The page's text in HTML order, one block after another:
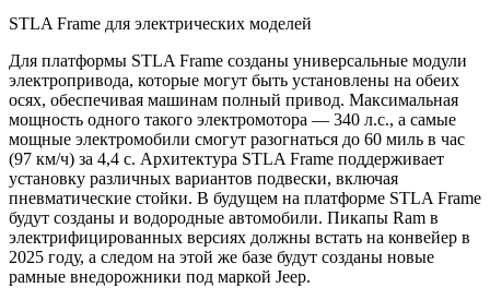
STLA Frame для электрических моделей
Для платформы STLA Frame созданы универсальные модули
электропривода, которые могут быть установлены на обеих
осях, обеспечивая машинам полный привод. Максимальная
мощность одного такого электромотора — 340 л.с., а самые
мощные электромобили смогут разогнаться до 60 миль в час
(97 км/ч) за 4,4 с. Архитектура STLA Frame поддерживает
установку различных вариантов подвески, включая
пневматические стойки. В будущем на платформе STLA Frame
будут созданы и водородные автомобили. Пикапы Ram в
электрифицированных версиях должны встать на конвейер в
2025 году, а следом на этой же базе будут созданы новые
рамные внедорожники под маркой Jeep.